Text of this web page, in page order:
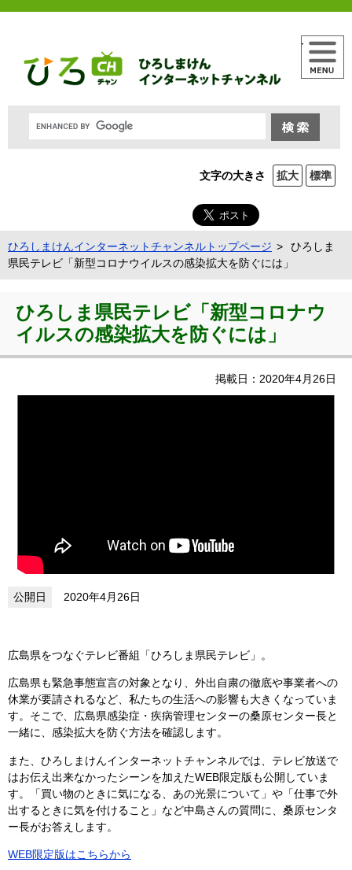
文字の大きさ 拡大 標準
メニュー
ひろしまけんインターネットチャンネルトップページ
ひろしま
県民テレビ「新型コロナウイルスの感染拡大を防ぐには」
ひろしま県民テレビ「新型コロナウ
イルスの感染拡大を防ぐには」
掲載日：2020年4月26日
2020年4月26日
広島県をつなぐテレビ番組「ひろしま県民テレビ」。
広島県も緊急事態宣言の対象となり、外出自粛の徹底や事業者への
休業が要請されるなど、私たちの生活への影響も大きくなっていま
す。そこで、広島県感染症・疾病管理センターの桑原センター長と
一緒に、感染拡大を防ぐ方法を確認します。
また、ひろしまけんインターネットチャンネルでは、テレビ放送で
はお伝え出来なかったシーンを加えたWEB限定版も公開していま
す。「買い物のときに気になる、あの光景について」や「仕事で外
出するときに気を付けること」など中島さんの質問に、桑原センタ
ー長がお答えします。
WEB限定版はこちらから